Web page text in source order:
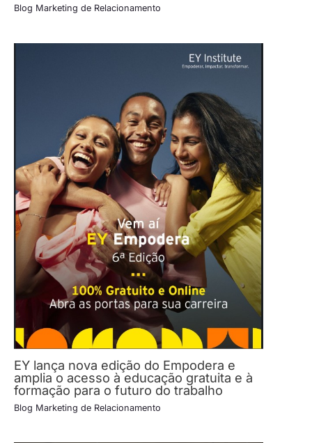
Blog Marketing de Relacionamento
EY lança nova edição do Empodera e
amplia o acesso à educação gratuita e à
formação para o futuro do trabalho
Blog Marketing de Relacionamento